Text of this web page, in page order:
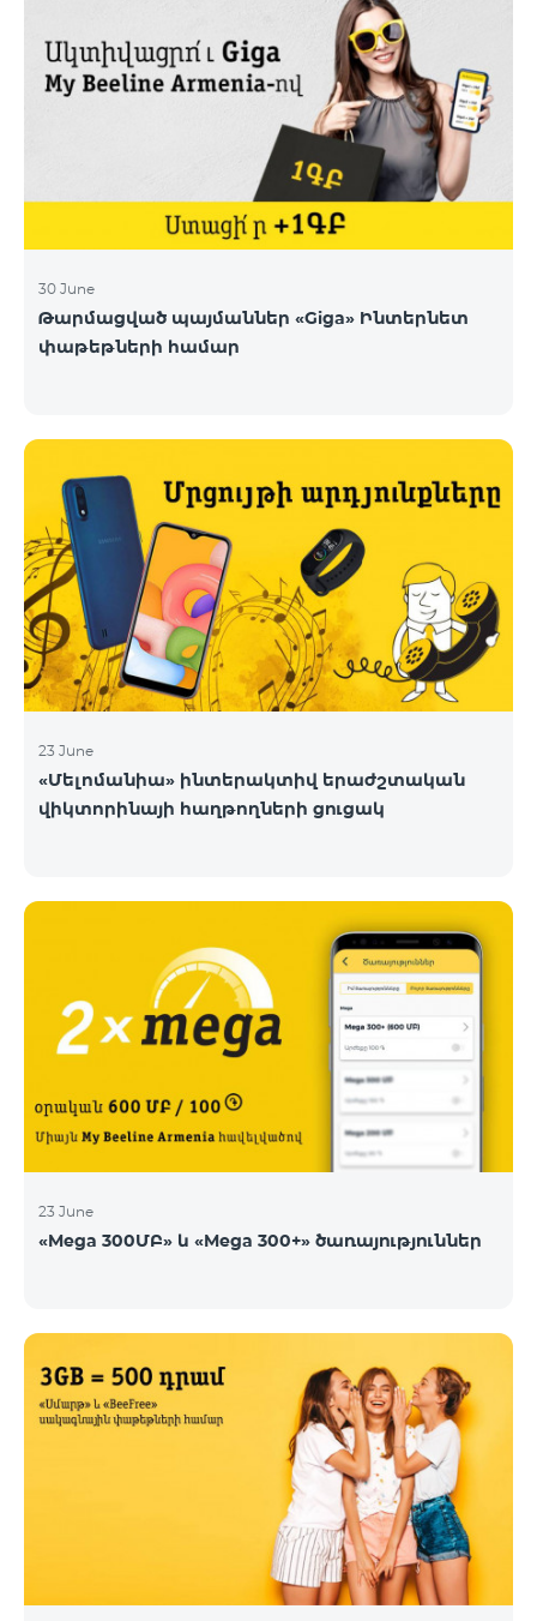
30 June
Թարմացված պայմաններ «Giga» Ինտերնետ
փաթեթների համար
23 June
«Մելոմանիա» ինտերակտիվ երաժշտական
վիկտորինայի հաղթողների ցուցակ
23 June
«Mega 300ՄԲ» և «Mega 300+» ծառայություններ